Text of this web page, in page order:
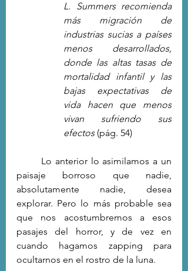
L. Summers recomienda
más migración de
industrias sucias a países
menos desarrollados,
donde las altas tasas de
mortalidad infantil y las
bajas expectativas de
vida hacen que menos
vivan sufriendo sus
efectos (pág. 54)
paisaje borroso que nadie,
absolutamente nadie, desea
explorar. Pero lo más probable sea
que nos acostumbremos a esos
pasajes del horror, y de vez en
cuando hagamos zapping para
ocultarnos en el rostro de la luna.